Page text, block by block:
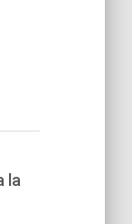
la